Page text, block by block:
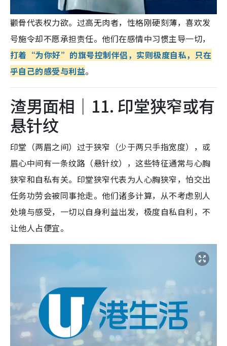
颧骨代表权力欲。过高无肉者，性格刚硬刻薄，喜欢发
号施令却不愿承担责任。他们在感情中习惯主导一切，
打着“为你好”的旗号控制伴侣，实则极度自私，只在
乎自己的感受与利益。
渣男面相｜11. 印堂狭窄或有
悬针纹
印堂（两眉之间）过于狭窄（少于两只手指宽度），或
眉心中间有一条纹路（悬针纹） ，这些特征通常与心胸
狭窄和自私有关。印堂狭窄代表为人心胸狭窄，怕交出
任务功劳会被同事抢走。他们诸多计算，从不考虑别人
处境与感受，一切以自身利益出发，极度自私自利，不
让他人占便宜。